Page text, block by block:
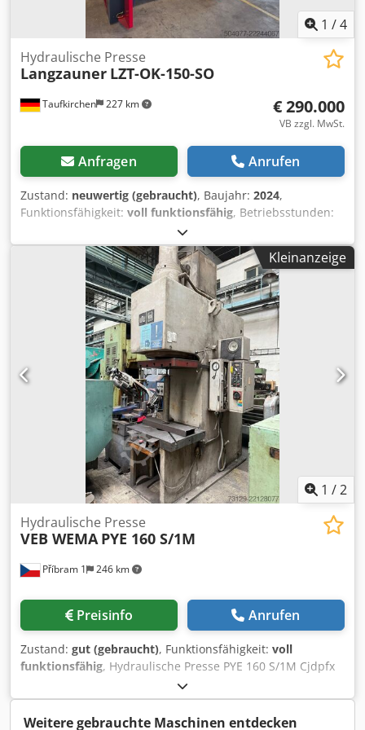
1 /4
Taufkirchen 227 km
Hydraulische Presse
Langzauner LZT-OK-150-SO
€ 290.000
VB zzgl. MwSt.
Anfragen Anrufen
Zustand: neuwertig (gebraucht), Baujahr: 2024,
Funktionsfähigkeit: voll funktionsfähig, Betriebsstunden:
1.200 mm
mm, Tischlänge:800 mm, Rückzugskraft:20,5 t,
Gesamtgewicht:14.700 kg, Ausstattung:
Dokumentation/Handbuch, Sicherheitslichtschranke
handelt sich um eine Brandneu Langzauner Presse die
aufgrund von Firmen umstrukturierung nie zum Einsatz
gekommen ist. Datenblätter können auf Nachfrage zur
Verfügung gestellt werden Credpfxjzh I Dde Aidsf
Kleinanzeige
1 /2
Příbram 1 246 km
Hydraulische Presse
VEB WEMA PYE 160 S/1M
Preisinfo Anrufen
Zustand: gut (gebraucht), Funktionsfähigkeit: voll
funktionsfähig, Hydraulische Presse PYE 160 S/1M Cjdpfx
Weitere gebrauchte Maschinen entdecken